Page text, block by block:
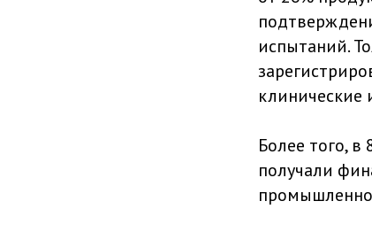
испытаний.
клинические
Более того,
получали